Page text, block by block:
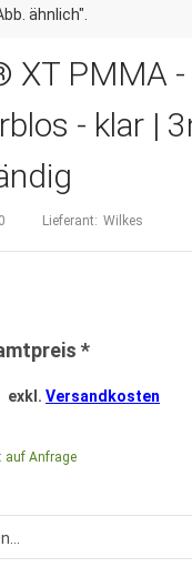
ähnlich".
XT PMMA
- klar |
Lieferant: Wilkes
exkl. Versandkosten
auf Anfrage